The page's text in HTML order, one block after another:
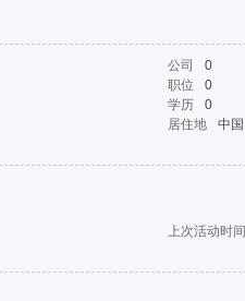
公司
0
职位
0
学历
0
居住地
中国
上次活动时间